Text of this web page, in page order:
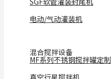
电动/气动灌装机
混合搅拌设备
MF系列不锈钢搅拌罐定制
真空行星搅拌机